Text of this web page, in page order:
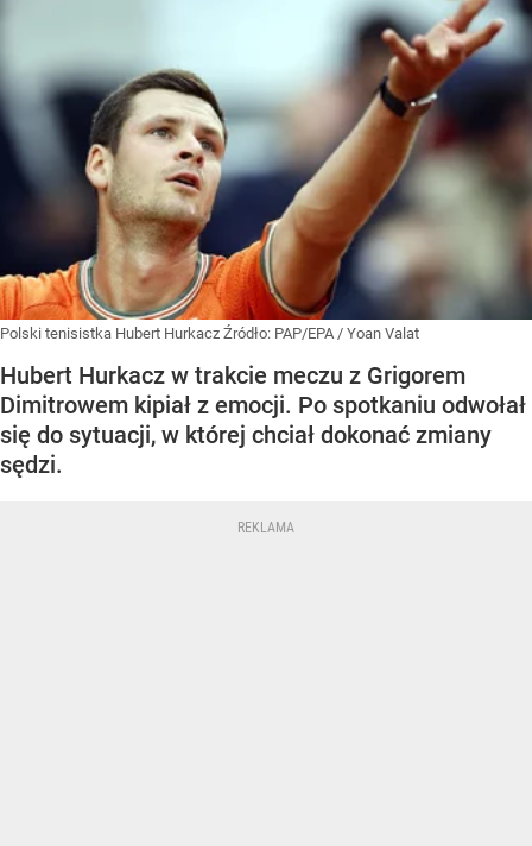
Polski tenisistka Hubert Hurkacz Źródło: PAP/EPA / Yoan Valat
Hubert Hurkacz w trakcie meczu z Grigorem
Dimitrowem kipiał z emocji. Po spotkaniu odwołał
się do sytuacji, w której chciał dokonać zmiany
sędzi.